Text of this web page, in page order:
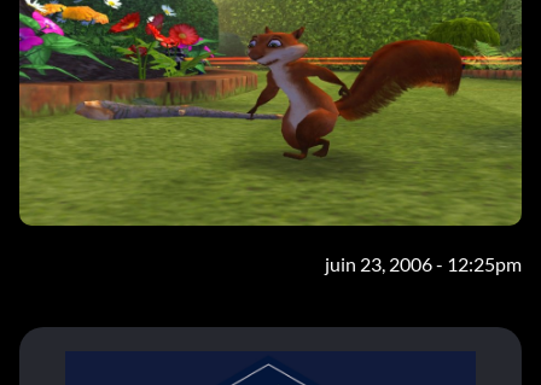
juin 23, 2006 - 12:25pm